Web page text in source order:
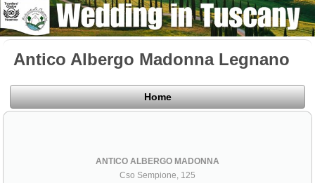
Antico Albergo Madonna Legnano
Home
ANTICO ALBERGO MADONNA
Cso Sempione, 125